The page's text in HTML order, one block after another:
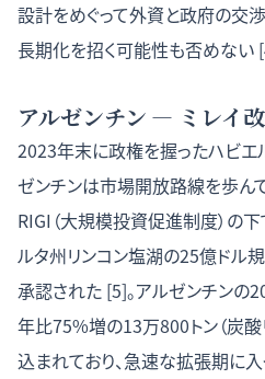
設計をめぐって外資と政府の交
長期化を招く可能性も否めない
アルゼンチン — ミレイ改
2023年末に政権を握ったハビエ
ゼンチンは市場開放路線を歩ん
RIGI（大規模投資促進制度）の下
ルタ州リンコン塩湖の25億ドル
承認された [5]。アルゼンチンの
年比75%増の13万800トン（炭
込まれており、急速な拡張期に入